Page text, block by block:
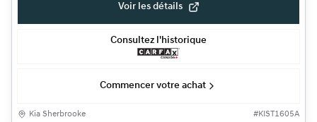
Voir les détails
Consultez l'historique
Commencer votre achat
Kia Sherbrooke #KIST1605A